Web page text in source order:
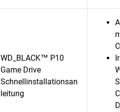
WD_BLACK™ P10
Game Drive
Schnellinstallationsan
leitung